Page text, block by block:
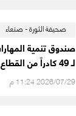
صحيفة الثورة - صنعاء
صندوق تنمية
لـ 49 كادراً من القطاع الخاص
2026/07/29 11:24 م